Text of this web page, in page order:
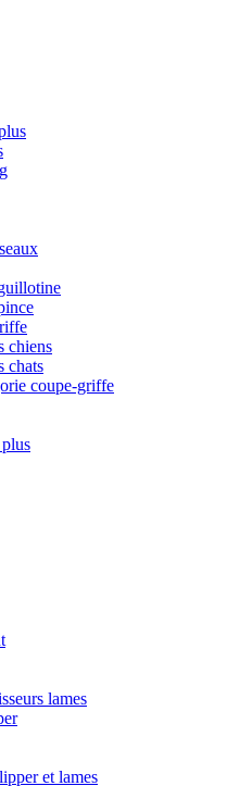
chiens
chats
coupe-griffe
lames
et lames